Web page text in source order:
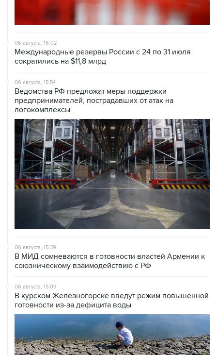
06 августа, 16:02
Международные резервы России с 24 по 31 июля
сократились на $11,8 млрд
06 августа, 15:54
Ведомства РФ предложат меры поддержки
предпринимателей, пострадавших от атак на
логокомплексы
06 августа, 15:39
В МИД сомневаются в готовности властей Армении к
союзническому взаимодействию с РФ
06 августа, 15:09
В курском Железногорске введут режим повышенной
готовности из-за дефицита воды